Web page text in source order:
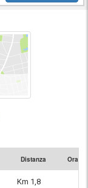
Distanza Orario
Km 1,8